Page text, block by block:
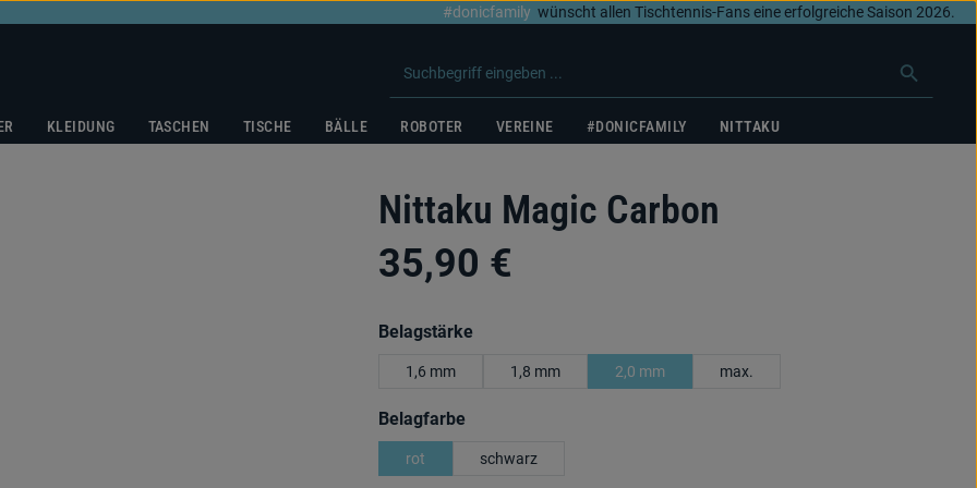
#donicfamily wünscht allen Tischtennis-Fans eine erfolgreiche Saison 2026.
KLEIDUNG TASCHEN TISCHE BÄLLE ROBOTER VEREINE #DONICFAMILY NITTAKU
Nittaku Magic Carbon
35,90 €
Belagstärkeauswählen
1,6 mm 1,8 mm 2,0 mm max.
Belagfarbeauswählen
rot schwarz